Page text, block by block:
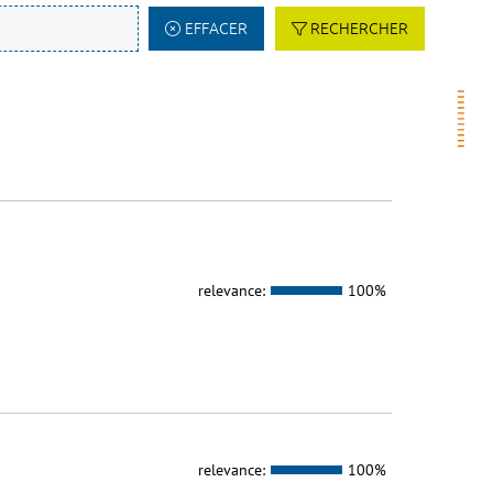
EFFACER RECHERCHER
relevance: 100%
relevance: 100%